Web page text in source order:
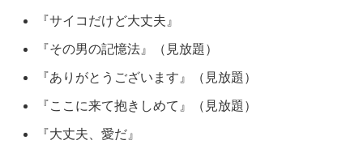
『サイコだけど大丈夫』
『その男の記憶法』（見放題）
『ありがとうございます』（見放題）
『ここに来て抱きしめて』（見放題）
『大丈夫、愛だ』